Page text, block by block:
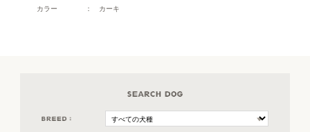
カラー
カーキ